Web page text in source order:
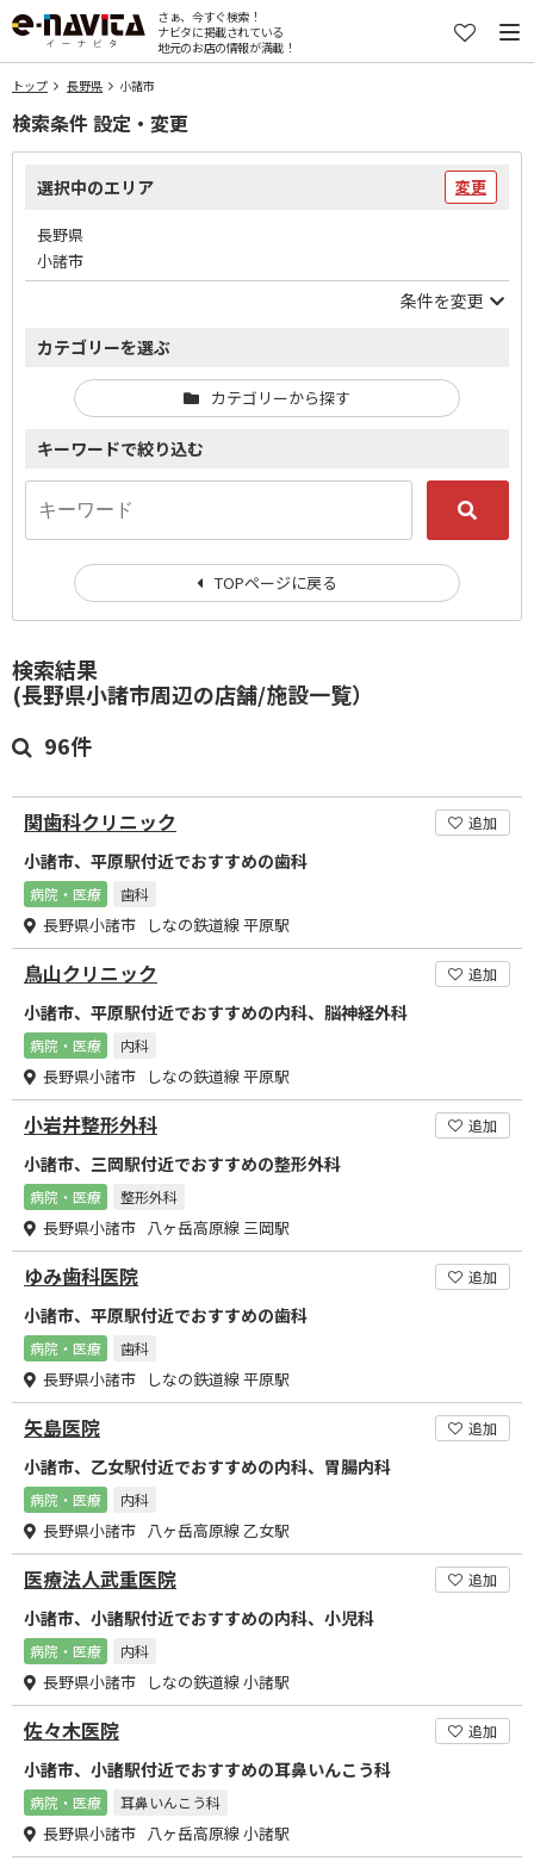
さぁ、今すぐ検索！
ナビタに掲載されている
地元のお店の情報が満載！
トップ 長野県 小諸市
検索結果
(長野県小諸市周辺の店舗/施設一覧）
96件
関歯科クリニック 追加
小諸市、平原駅付近でおすすめの歯科
病院・医療 歯科
長野県小諸市 しなの鉄道線 平原駅
鳥山クリニック 追加
小諸市、平原駅付近でおすすめの内科、脳神経外科
病院・医療 内科
長野県小諸市 しなの鉄道線 平原駅
小岩井整形外科 追加
小諸市、三岡駅付近でおすすめの整形外科
病院・医療 整形外科
長野県小諸市 八ヶ岳高原線 三岡駅
ゆみ歯科医院 追加
小諸市、平原駅付近でおすすめの歯科
病院・医療 歯科
長野県小諸市 しなの鉄道線 平原駅
矢島医院 追加
小諸市、乙女駅付近でおすすめの内科、胃腸内科
病院・医療 内科
長野県小諸市 八ヶ岳高原線 乙女駅
医療法人武重医院 追加
小諸市、小諸駅付近でおすすめの内科、小児科
病院・医療 内科
長野県小諸市 しなの鉄道線 小諸駅
佐々木医院 追加
小諸市、小諸駅付近でおすすめの耳鼻いんこう科
病院・医療 耳鼻いんこう科
長野県小諸市 八ヶ岳高原線 小諸駅
検索条件 設定・変更
選択中のエリア 変更
長野県
小諸市
条件を変更
カテゴリーを選ぶ
カテゴリーから探す
キーワードで絞り込む
TOPページに戻る